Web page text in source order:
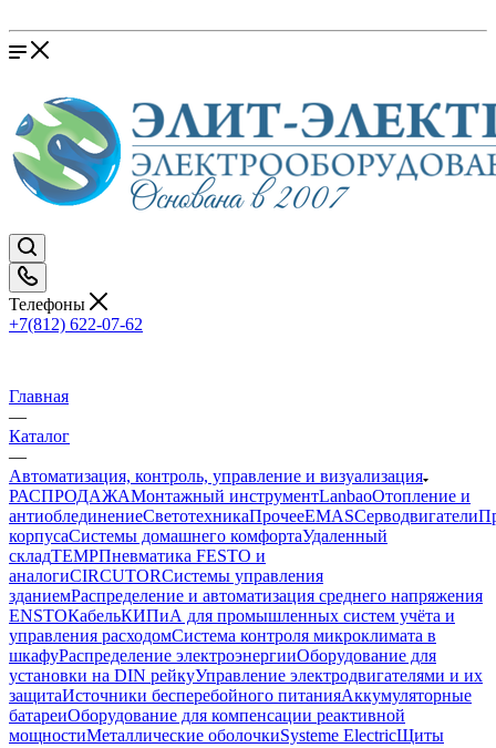
Телефоны
+7(812) 622-07-62
Главная
—
Каталог
—
Автоматизация, контроль, управление и визуализация
РАСПРОДАЖАМонтажный инструментLanbaoОтопление и
антиоблединениеСветотехникаПрочееEMASCерводвигатели
корпусаСистемы домашнего комфортаУдаленный
складTEMPПневматика FESTO и
аналогиCIRCUTORСистемы управления
зданиемРаспределение и автоматизация среднего напряжения
ENSTOКабельКИПиА для промышленных систем учёта и
управления расходомСистема контроля микроклимата в
шкафуРаспределение электроэнергииОборудование для
установки на DIN рейкуУправление электродвигателями и их
защитаИсточники бесперебойного питанияАккумуляторные
батареиОборудование для компенсации реактивной
мощностиМеталлические оболочкиSysteme ElectricЩиты